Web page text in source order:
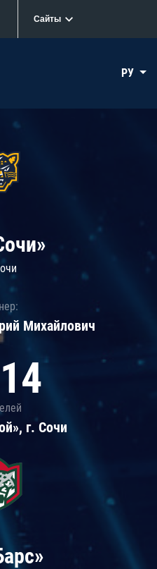
Сайты
РУ
Михайлович
г. Сочи